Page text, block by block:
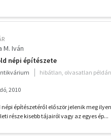
M. Iván
népi építészete
hibátlan, olvasatlan
2010
népi építészetéről először jelenik meg
része kisebb tájairól vagy az egyes ép...